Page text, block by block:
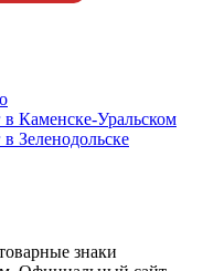
Каменске-Уральском
Зеленодольске
знаки